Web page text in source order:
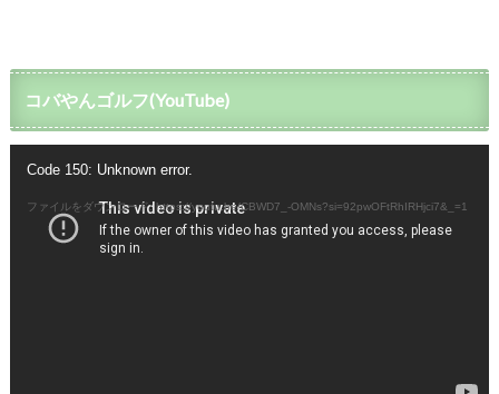
コバやんゴルフ(YouTube)
Code 150: Unknown error.
ファイルをダウンロード: https://youtu.be/CBWD7_-OMNs?si=92pwOFtRhIRHjci7&_=1